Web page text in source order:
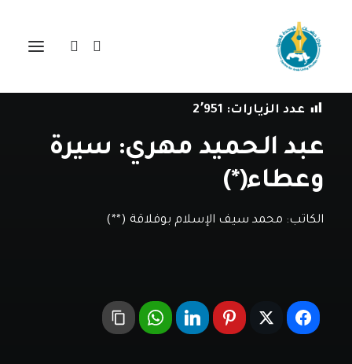
فيمقالات
عدد الزيارات: 2٬951
عبد الـحميد مهري: سيرة
وعطاء(*)
الكاتب: محمد سيف الإسلام بوفلاقة (**)